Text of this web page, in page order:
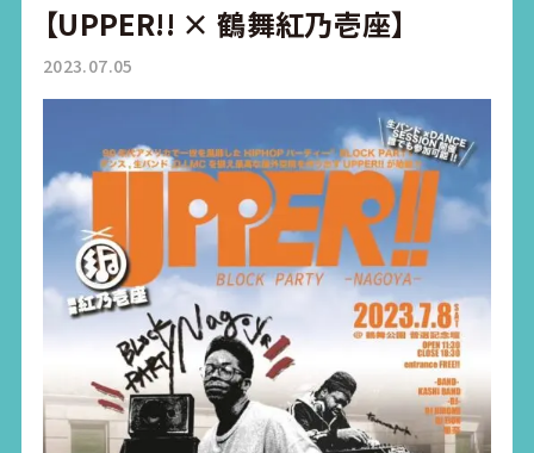
【UPPER!! × 鶴舞紅乃壱座】
2023.07.05